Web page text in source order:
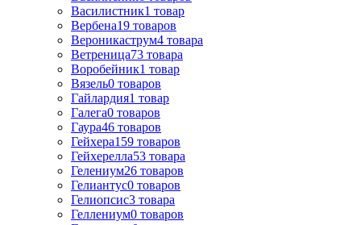
Василистник1 товар
Вербена19 товаров
Вероникаструм4 товара
Ветреница73 товара
Воробейник1 товар
Вязель0 товаров
Гайлардия1 товар
Галега0 товаров
Гаура46 товаров
Гейхера159 товаров
Гейхерелла53 товара
Гелениум26 товаров
Гелиантус0 товаров
Гелиопсис3 товара
Геллениум0 товаров